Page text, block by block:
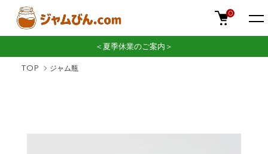
0
＜夏季休業のご案内＞
TOP ジャム瓶